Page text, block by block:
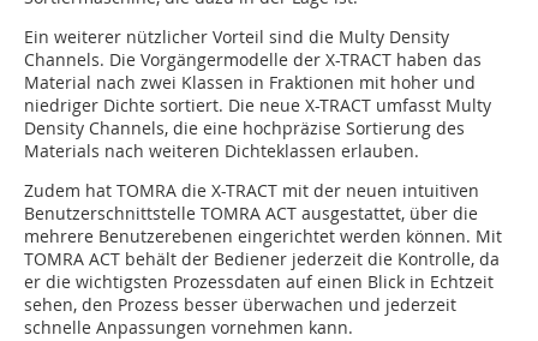
Ein weiterer nützlicher Vorteil sind die Multy Density
Channels. Die Vorgängermodelle der X-TRACT haben das
Material nach zwei Klassen in Fraktionen mit hoher und
niedriger Dichte sortiert. Die neue X-TRACT umfasst Multy
Density Channels, die eine hochpräzise Sortierung des
Materials nach weiteren Dichteklassen erlauben.
Zudem hat TOMRA die X-TRACT mit der neuen intuitiven
Benutzerschnittstelle TOMRA ACT ausgestattet, über die
mehrere Benutzerebenen eingerichtet werden können. Mit
TOMRA ACT behält der Bediener jederzeit die Kontrolle, da
er die wichtigsten Prozessdaten auf einen Blick in Echtzeit
sehen, den Prozess besser überwachen und jederzeit
schnelle Anpassungen vornehmen kann.